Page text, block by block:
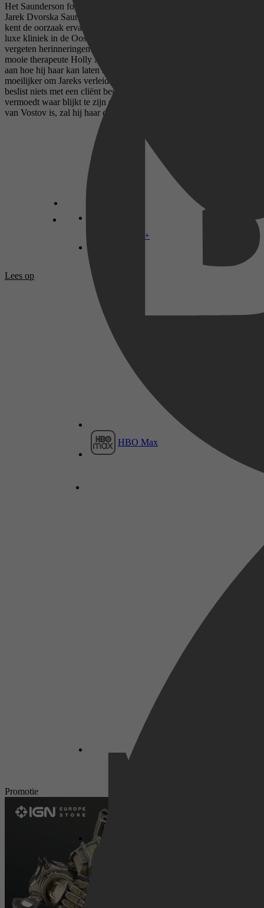
Disney+
HBO Max
Het Saunderson fortuin Liefde is onbetaalbaar... Deel 2 Playboy
Jarek Dvorska Saunderson weet dat hij een duistere kant heeft, maar
kent de oorzaak ervan niet. Om die te achterhalen bezoekt hij een
luxe kliniek in de Oostenrijkse Alpen, in de hoop dat men daar zijn
vergeten herinneringen boven water zal krijgen. Maar zodra hij de
mooie therapeute Holly Maitland ontmoet, denkt hij alleen nog maar
aan hoe hij haar kan laten smelten... Holly vindt het steeds
moeilijker om Jareks verleidingskunsten te weerstaan. Alleen mag ze
beslist niets met een cliënt beginnen! Bovendien, als wat ze
vermoedt waar blijkt te zijn en hij inderdaad de vermiste kroonprins
van Vostov is, zal hij haar dan nog steeds willen?
Lees op
Promotie